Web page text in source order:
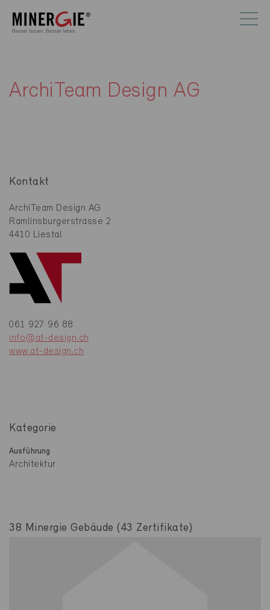
ArchiTeam Design AG
Kontakt
ArchiTeam Design AG
Ramlinsburgerstrasse 2
4410 Liestal
061 927 96 88
info@at-design.ch
www.at-design.ch
Kategorie
Ausführung
Architektur
38 Minergie Gebäude (43 Zertifikate)